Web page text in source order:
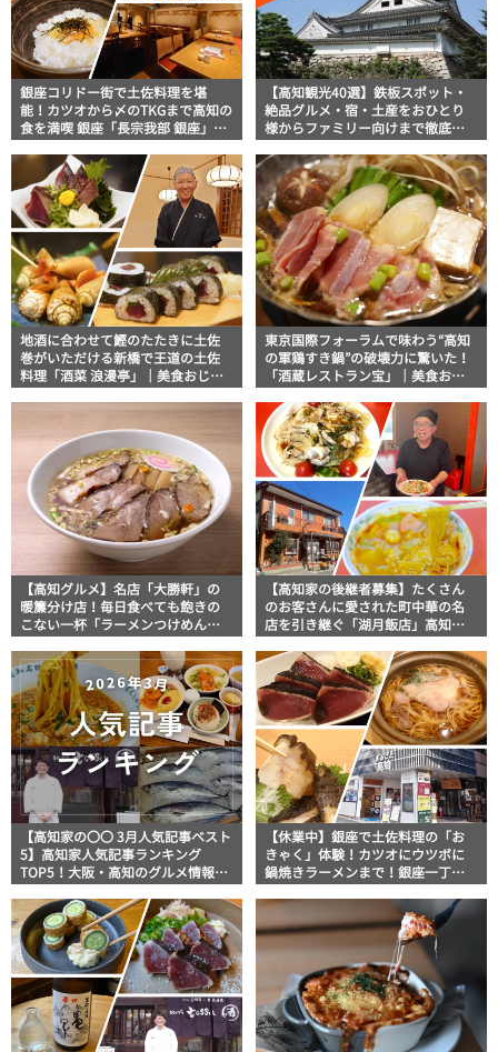
銀座コリドー街で土佐料理を堪
能！カツオから〆のTKGまで高知の
食を満喫 銀座「長宗我部 銀座」｜
満腹日記【高知家グルメPro】
【高知観光40選】鉄板スポット・
絶品グルメ・宿・土産をおひとり
様からファミリー向けまで徹底解
地酒に合わせて鰹のたたきに土佐
巻がいただける新橋で王道の土佐
料理「酒菜 浪漫亭」｜美食おじさ
【高知家グルメPro】
東京国際フォーラムで味わう“高知
の軍鶏すき鍋”の破壊力に驚いた！
「酒蔵レストラン宝」｜美食おじ
【高知家グルメPro】
【高知グルメ】名店「大勝軒」の
暖簾分け店！毎日食べても飽きの
こない一杯「ラーメンつけめん
【高知家の後継者募集】たくさん
のお客さんに愛された町中華の名
店を引き継ぐ「湖月飯店」高知県
【高知家の〇〇 3月人気記事ベスト
5】高知家人気記事ランキング
TOP5！大阪・高知のグルメ情報が
【休業中】銀座で土佐料理の「お
きゃく」体験！カツオにウツボに
鍋焼きラーメンまで！銀座一丁目
おじさんマッキー牧元の高知満腹
日記【高知家グルメPro】